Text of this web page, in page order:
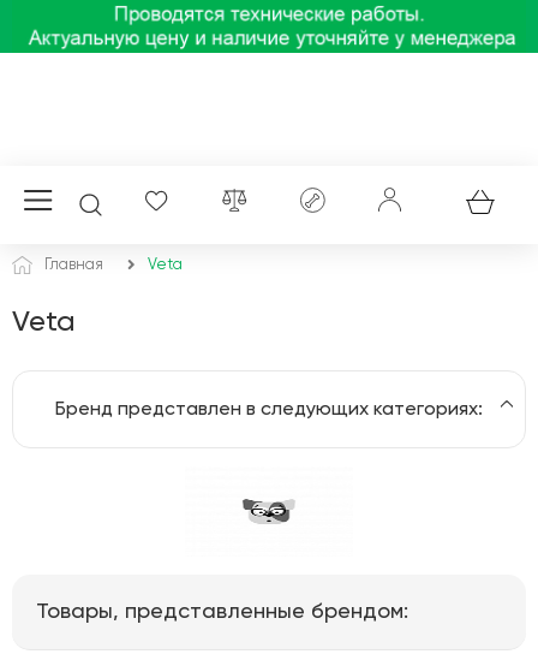
Главная Veta
Veta
Бренд представлен в следующих категориях:
Товары, представленные брендом: